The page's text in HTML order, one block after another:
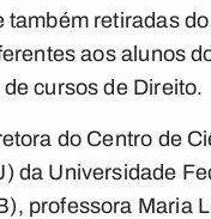
também retiradas
aos alunos
cursos de Direito.
do Centro de
da Universidade
professora Maria